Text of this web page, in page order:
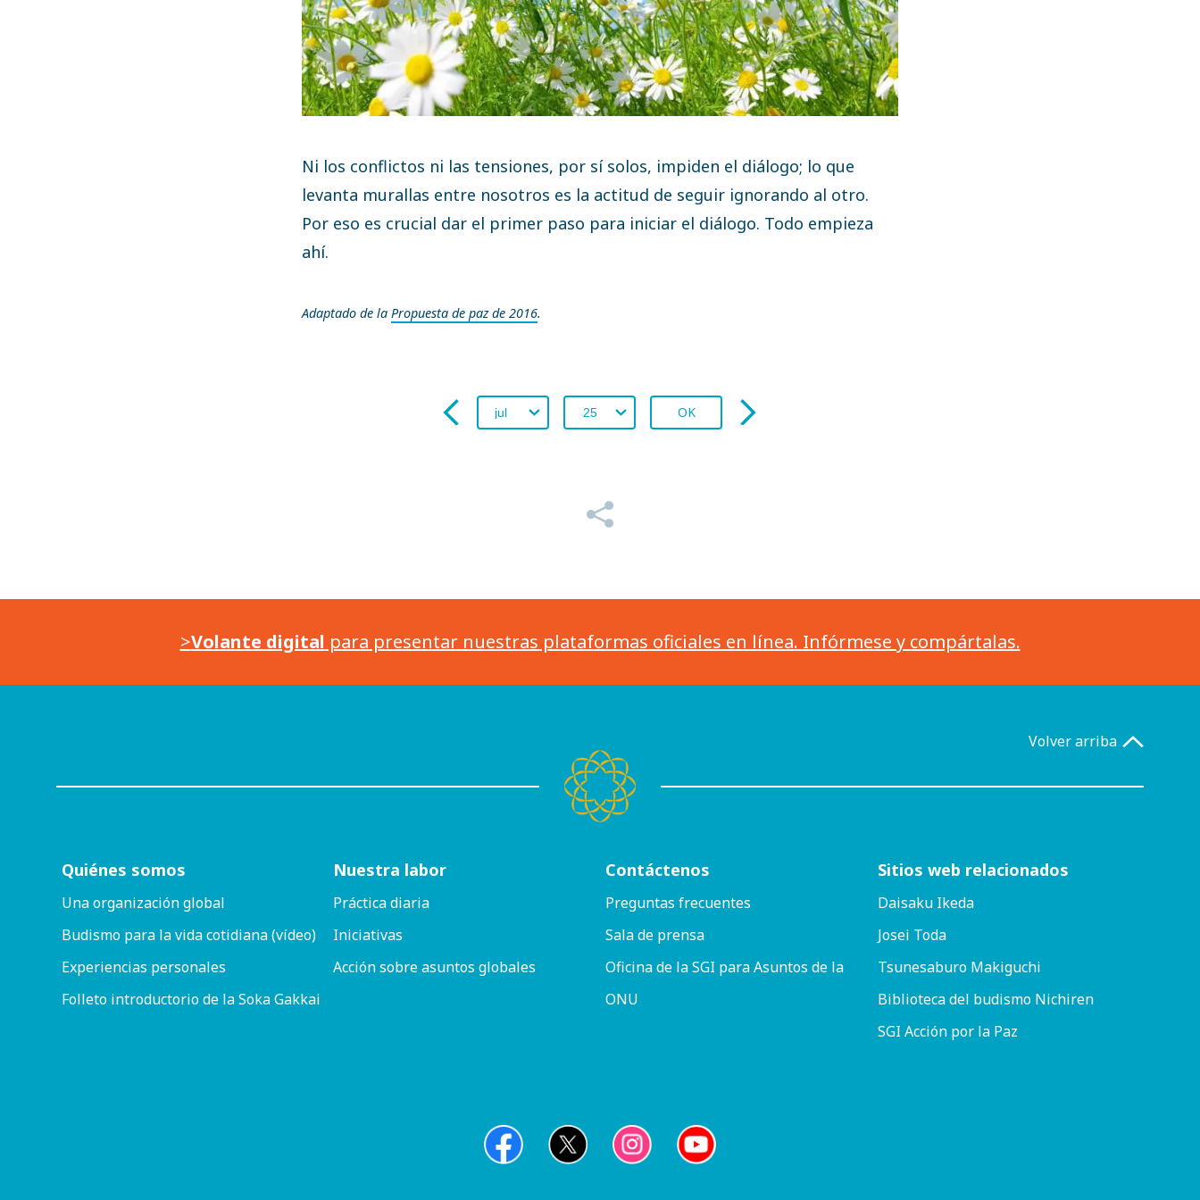
Ni los conflictos ni las tensiones, por sí solos, impiden el diálogo; lo que
levanta murallas entre nosotros es la actitud de seguir ignorando al otro.
Por eso es crucial dar el primer paso para iniciar el diálogo. Todo empieza
ahí.
Adaptado de la Propuesta de paz de 2016.
OK
>Volante digital para presentar nuestras plataformas oficiales en línea. Infórmese y compártalas.
Volver arriba
Quiénes somos
Una organización global
Budismo para la vida cotidiana (vídeo)
Experiencias personales
Folleto introductorio de la Soka Gakkai
Nuestra labor
Práctica diaria
Iniciativas
Acción sobre asuntos globales
Contáctenos
Preguntas frecuentes
Sala de prensa
Oficina de la SGI para Asuntos de la
ONU
Sitios web relacionados
Daisaku Ikeda
Josei Toda
Tsunesaburo Makiguchi
Biblioteca del budismo Nichiren
SGI Acción por la Paz